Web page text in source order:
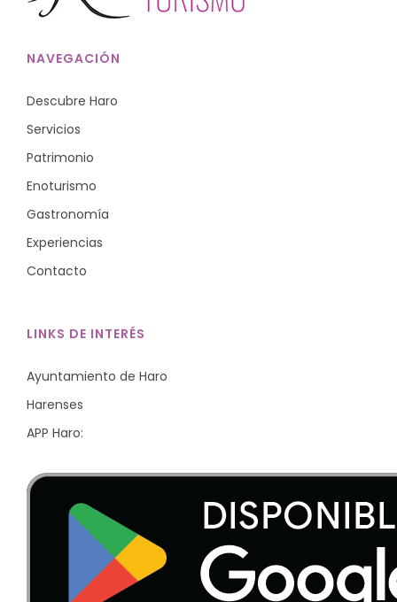
NAVEGACIÓN
Descubre Haro
Servicios
Patrimonio
Enoturismo
Gastronomía
Experiencias
Contacto
LINKS DE INTERÉS
Ayuntamiento de Haro
Harenses
APP Haro: